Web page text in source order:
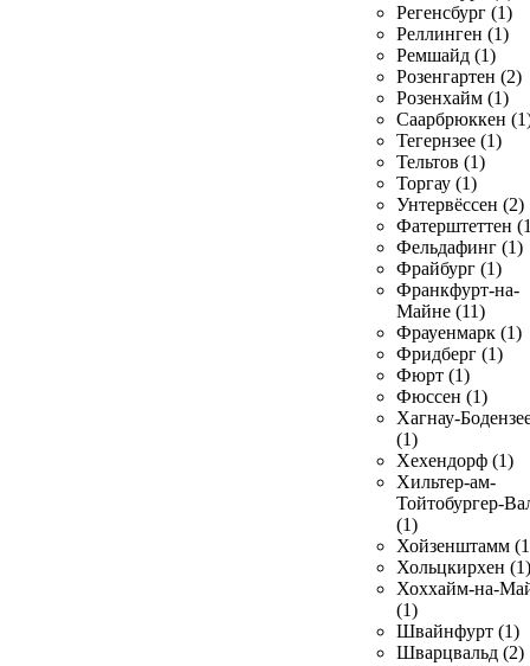
Регенсбург (1)
Реллинген (1)
Ремшайд (1)
Розенгартен (2)
Розенхайм (1)
Саарбрюккен
Тегернзее (1)
Тельтов (1)
Торгау (1)
Унтервёссен (2)
Фатерштеттен
Фельдафинг (1)
Фрайбург (1)
Франкфурт-на-
Майне (11)
Фрауенмарк (1)
Фридберг (1)
Фюрт (1)
Фюссен (1)
Хагнау-
(1)
Хехендорф (1)
Хильтер-ам-
Тойтобургер-
(1)
Хойзенштамм
Хольцкирхен (1)
Хоххайм-на-
(1)
Швайнфурт (1)
Шварцвальд (2)